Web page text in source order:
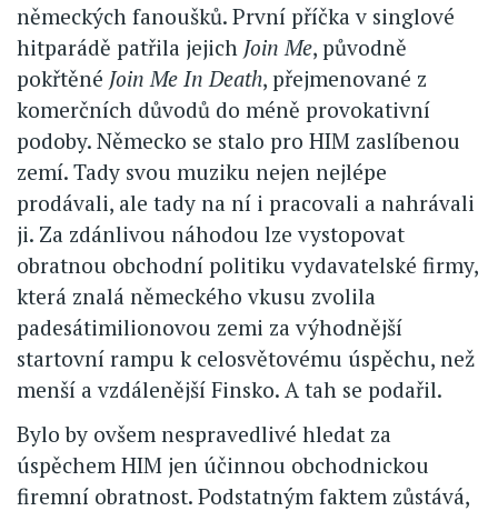
německých fanoušků. První příčka v singlové
hitparádě patřila jejich Join Me, původně
pokřtěné Join Me In Death, přejmenované z
komerčních důvodů do méně provokativní
podoby. Německo se stalo pro HIM zaslíbenou
zemí. Tady svou muziku nejen nejlépe
prodávali, ale tady na ní i pracovali a nahrávali
ji. Za zdánlivou náhodou lze vystopovat
obratnou obchodní politiku vydavatelské firmy,
která znalá německého vkusu zvolila
padesátimilionovou zemi za výhodnější
startovní rampu k celosvětovému úspěchu, než
menší a vzdálenější Finsko. A tah se podařil.
Bylo by ovšem nespravedlivé hledat za
úspěchem HIM jen účinnou obchodnickou
firemní obratnost. Podstatným faktem zůstává,